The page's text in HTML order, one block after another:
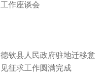
工作座谈会
德钦县人民政府驻地迁移意
见征求工作圆满完成